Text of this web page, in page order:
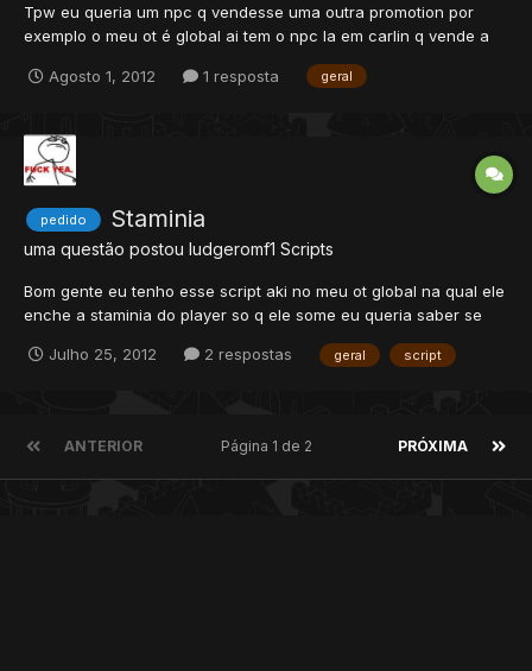
Tpw eu queria um npc q vendesse uma outra promotion por
exemplo o meu ot é global ai tem o npc la em carlin q vende a
npc tpw esse so q desse outra promotion por exemplo Assassin
Agosto 1, 2012 1 resposta geral
pedido Staminia
uma questão postou ludgeromf1 Scripts
Bom gente eu tenho esse script aki no meu ot global na qual ele
enche a staminia do player so q ele some eu queria saber se
ñ sumir desde ja agradeço. function onUse(cid, item,
Julho 25, 2012 2 respostas geral script
ANTERIOR PRÓXIMA
Página 1 de 2